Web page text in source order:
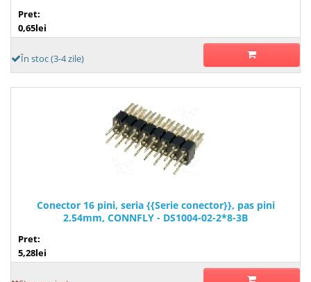
Pret:
0,65lei
În stoc (3-4 zile)
Conector 16 pini, seria {{Serie conector}}, pas pini
2.54mm, CONNFLY - DS1004-02-2*8-3B
Pret:
5,28lei